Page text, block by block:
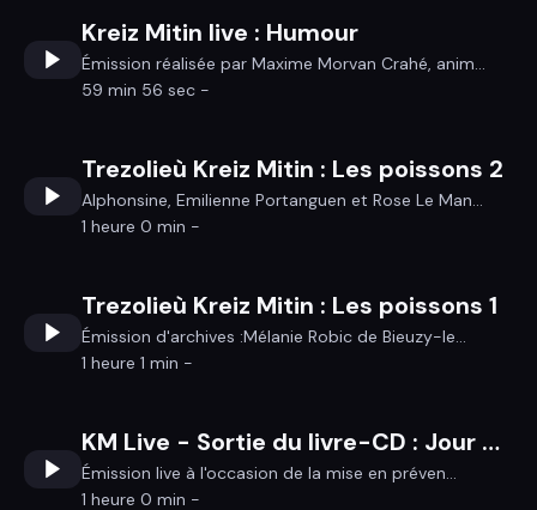
Kreiz Mitin live : Humour
Émission réalisée par Maxime Morvan Crahé, anim...
59 min 56 sec -
Trezolieù Kreiz Mitin : Les poissons 2
Alphonsine, Emilienne Portanguen et Rose Le Man...
1 heure 0 min -
Trezolieù Kreiz Mitin : Les poissons 1
Émission d'archives :Mélanie Robic de Bieuzy-le...
1 heure 1 min -
KM Live - Sortie du livre-CD : Jour de fête en pays Pourlet
Émission live à l'occasion de la mise en préven...
1 heure 0 min -